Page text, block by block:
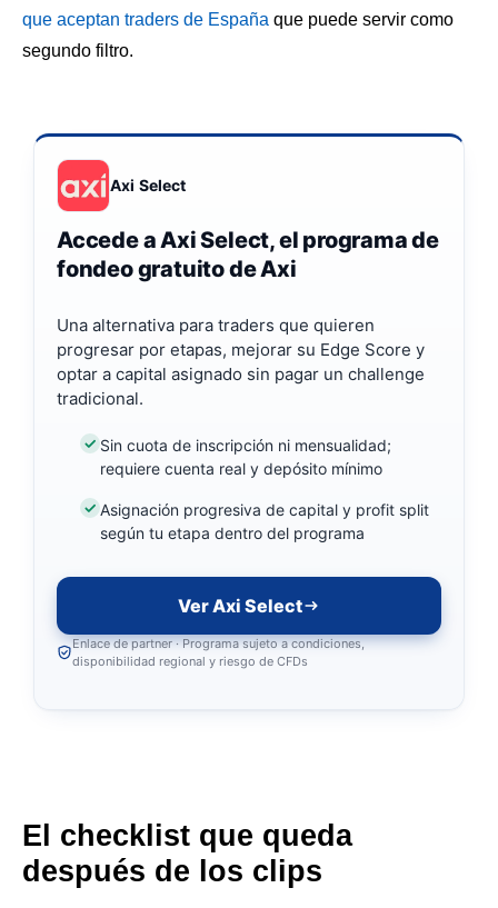
que aceptan traders de España que puede servir como
segundo filtro.
Axi Select
Accede a Axi Select, el programa de
fondeo gratuito de Axi
Una alternativa para traders que quieren
progresar por etapas, mejorar su Edge Score y
optar a capital asignado sin pagar un challenge
tradicional.
Sin cuota de inscripción ni mensualidad;
requiere cuenta real y depósito mínimo
Asignación progresiva de capital y profit split
según tu etapa dentro del programa
Ver Axi Select
Enlace de partner · Programa sujeto a condiciones,
disponibilidad regional y riesgo de CFDs
El checklist que queda
después de los clips